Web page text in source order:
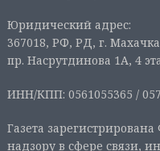
Юридический адрес:
367018, РФ, РД, г.
пр. Насрутдинова 1А, 4
ИНН/КПП: 0561055365 /
Газета
надзору в сфере связи,